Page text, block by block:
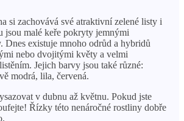
si zachovává své atraktivní zelené listy i
jsou malé keře pokryty jemnými
existuje mnoho odrůd a hybridů
nebo dvojitými květy a velmi
Jejich barvy jsou také různé:
modrá, lila, červená.
v dubnu až květnu. Pokud jste
Řízky této nenáročné rostliny dobře